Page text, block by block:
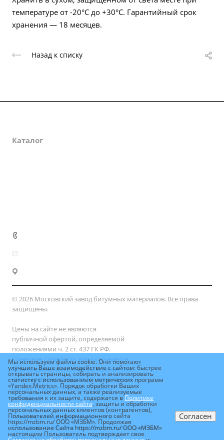
температуре от -20°С до +30°С. Гарантийный срок
хранения — 18 месяцев.
Назад к списку
Каталог
© 2026 Московский завод битумных материалов. Все права
защищены.
Цены на сайте не являются
публичной офертой, определяемой
положениями ч. 2 ст. 437 ГК РФ.
Конечная стоимость рассчитывается
индивидуально, исходя из количества
заказываемых товаров, их наличия на
наших складах, способа и места
доставки.
Политика конфиденциальности
Согласие на обработку персональных данных
Пользовательское соглашение
Мы используем файлы cookie. Они помогают
улучшить Ваше взаимодействие с сайтом: быстрее
открывать страницы, собирать и анализировать
статистку с использованием метрических программ
«Yandex.Metrics». Порядок обработки Ваших
персональных данных, а также реализуемые
требования к их защите, содержатся вПолитике
конфиденциальности сайта, защиты и обработки
персональных данных клиентов (контрагентов),
Пользователей информационного сайта
https://mzbm.ru/ ООО «МЗБМ». Продолжая
использование Сайта https://mzbm.ru/ ООО «МЗБМ»
настоящим Пользователь подтверждает свое
Согласен